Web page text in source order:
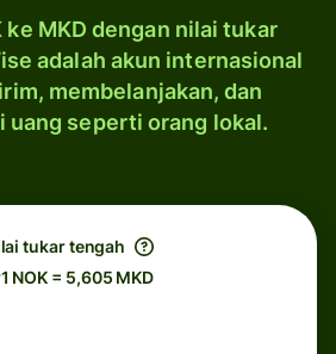
ke MKD dengan nilai tukar
adalah akun internasional
membelanjakan, dan
uang seperti orang lokal.
tukar tengah
NOK = 5,605 MKD